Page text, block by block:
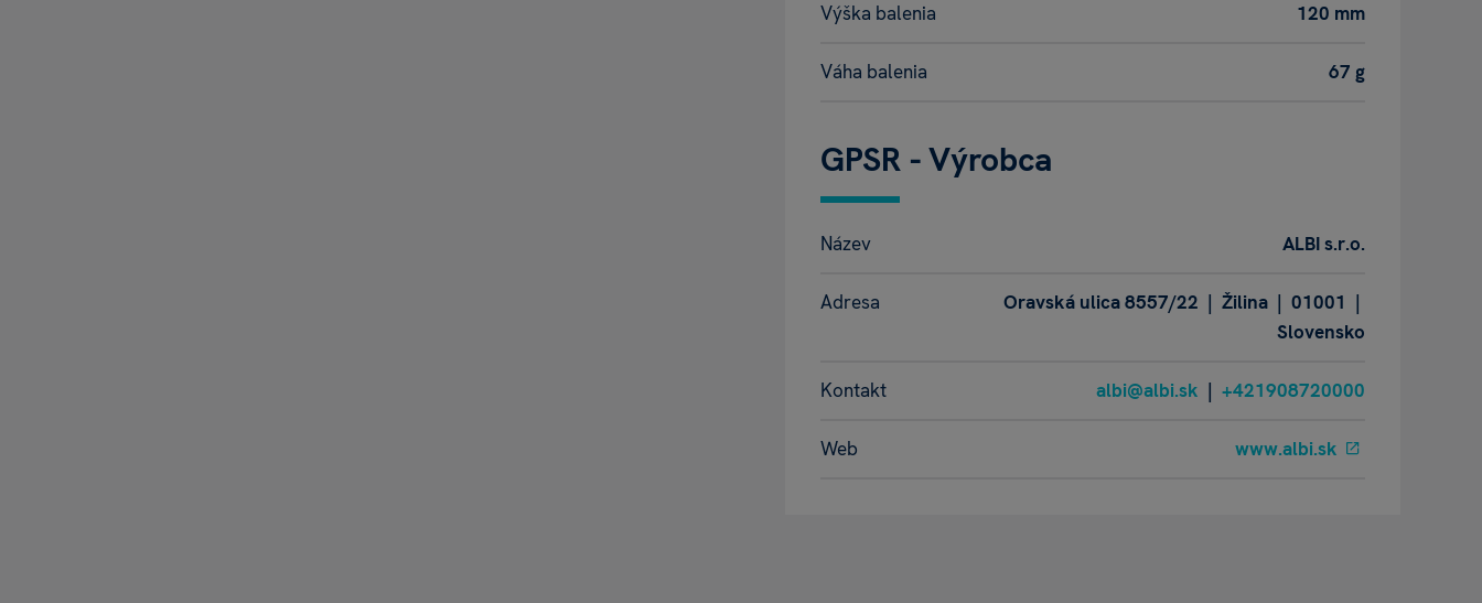
Výška balenia 120 mm
Váha balenia 67 g
GPSR - Výrobca
Název ALBI s.r.o.
Adresa
Oravská ulica 8557/22 | Žilina | 01001 |
Slovensko
Kontakt albi@albi.sk | +421908720000
Web www.albi.sk